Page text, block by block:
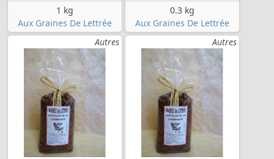
1 kg
Aux Graines De Lettrée
0.3 kg
Aux Graines De Lettrée
Autres
Autres